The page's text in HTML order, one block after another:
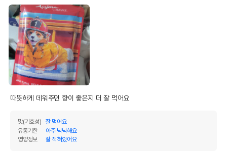
따뜻하게 데워주면 향이 좋은지 더 잘 먹어요
맛(기호성)
잘 먹어요
유통기한
아주 넉넉해요
영양정보
잘 적혀있어요